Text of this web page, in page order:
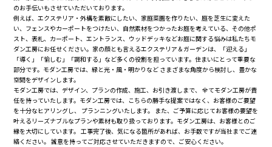
のお手伝いもさせていただいております。
例えば、エクステリア・外構を素敵にしたい、家庭菜園を作りたい、庭を芝生に変えた
い、フェンスやカーポートをつけたい、自然素材をつかったお庭を考えている、その他ポ
スト、表札、カーポート、エントランス、ウッドデッキなどお庭に関する悩みは私たちモ
ダン工房にお任せください。家の顔とも言えるエクステリア＆ガーデンは、「迎える」
「導く」「愉しむ」「調和する」など多くの役割を担っています。住まいにとって重要な
部分です。モダン工房では、緑と光・風・明かりなど さまざまな角度から検討し、豊かな
空間をデザインします。
モダン工房では、デザイン、プランの作成、施工、お引き渡しまで、 全てモダン工房が責
任を持っていたします。モダン工房では、こちらの勝手な提案ではなく、お客様のご要望
を十分なヒアリングし、 プランニングいたします。 また、ご予算に応じてお客様の要望を
叶えるリーズナブルなプランや素材も取り扱っております。モダン工房は、お客様とのご
縁を大切にしています。 工事完了後、気になる箇所があれば、お手数ですが当社までご連
絡ください。 誠意を持ってご対応させていただきますので、ご安心ください。